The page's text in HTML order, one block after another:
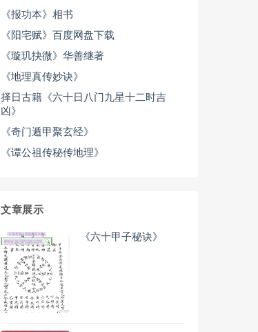
《报功本》相书
《阳宅赋》百度网盘下载
《璇玑抉微》华善继著
《地理真传妙诀》
择日古籍《六十日八门九星十二时吉
凶》
《奇门遁甲聚玄经》
《谭公祖传秘传地理》
文章展示
《六十甲子秘诀》